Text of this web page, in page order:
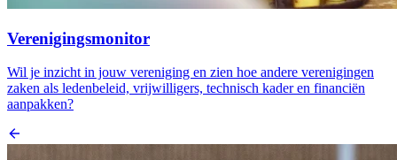
Verenigingsmonitor
Wil je inzicht in jouw vereniging en zien hoe andere verenigingen
zaken als ledenbeleid, vrijwilligers, technisch kader en financiën
aanpakken?